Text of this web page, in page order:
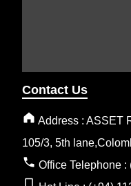
Contact Us
Address : ASSET
105/3, 5th
Office Telephone :